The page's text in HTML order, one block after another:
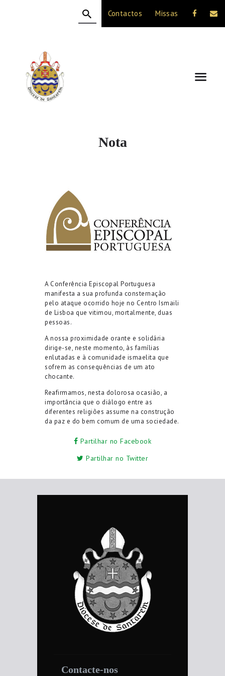
Contactos Missas
Nota
A DIOCESE
CELEBRAÇÃO
VIDA CRISTÃ
NOTÍCIAS
A Conferência Episcopal Portuguesa
manifesta a sua profunda consternação
pelo ataque ocorrido hoje no Centro Ismaili
de Lisboa que vitimou, mortalmente, duas
pessoas.
A nossa proximidade orante e solidária
dirige-se, neste momento, às famílias
enlutadas e à comunidade ismaelita que
sofrem as consequências de um ato
chocante.
Reafirmamos, nesta dolorosa ocasião, a
importância que o diálogo entre as
diferentes religiões assume na construção
da paz e do bem comum de uma sociedade.
Partilhar no Facebook
Partilhar no Twitter
Contacte-nos